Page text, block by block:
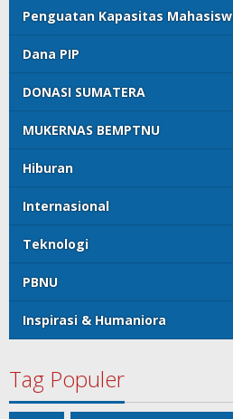
Penguatan Kapasitas
Dana PIP
DONASI SUMATERA
MUKERNAS BEMPTNU
Hiburan
Internasional
Teknologi
PBNU
Inspirasi & Humaniora
Tag Populer